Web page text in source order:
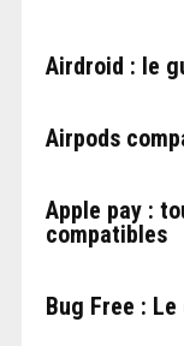
Airdroid : le
Airpods
Apple pay :
compatibles
Bug Free :